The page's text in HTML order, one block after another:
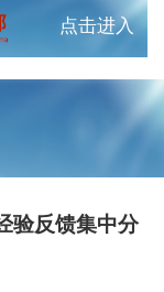
点击进入
验反馈集中分